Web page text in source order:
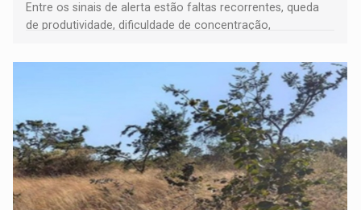
Entre os sinais de alerta estão faltas recorrentes, queda
de produtividade, dificuldade de concentração,